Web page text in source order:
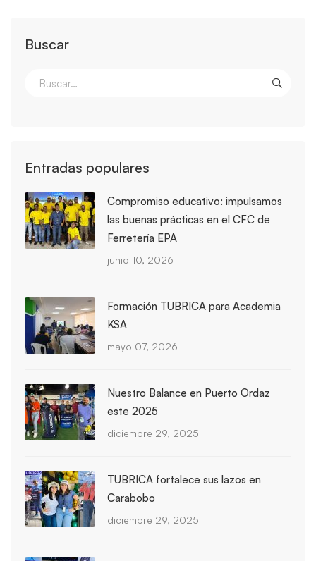
Buscar
Entradas populares
Compromiso educativo: impulsamos
las buenas prácticas en el CFC de
Ferretería EPA
junio 10, 2026
Formación TUBRICA para Academia
KSA
mayo 07, 2026
Nuestro Balance en Puerto Ordaz
este 2025
diciembre 29, 2025
TUBRICA fortalece sus lazos en
Carabobo
diciembre 29, 2025